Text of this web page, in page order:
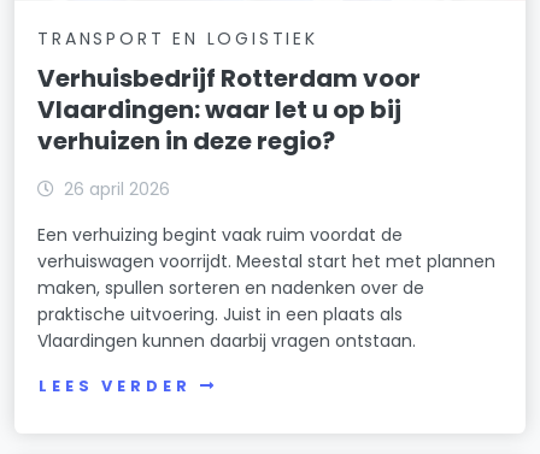
TRANSPORT EN LOGISTIEK
Verhuisbedrijf Rotterdam voor
Vlaardingen: waar let u op bij
verhuizen in deze regio?
26 april 2026
Een verhuizing begint vaak ruim voordat de
verhuiswagen voorrijdt. Meestal start het met plannen
maken, spullen sorteren en nadenken over de
praktische uitvoering. Juist in een plaats als
Vlaardingen kunnen daarbij vragen ontstaan.
LEES VERDER